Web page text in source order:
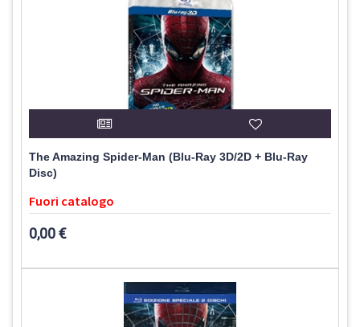
The Amazing Spider-Man (Blu-Ray 3D/2D + Blu-Ray
Disc)
Fuori catalogo
0,00 €